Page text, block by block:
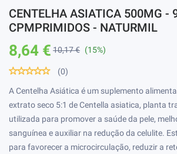
CENTELHA ASIATICA 500MG -
CPMPRIMIDOS - NATURMIL
8,64 € 10,17 € (15%)
(0)
A Centelha Asiática é um suplemento
extrato seco 5:1 de Centella asiatica, planta
utilizada para promover a saúde da pele,
sanguínea e auxiliar na redução da celulite.
para favorecer a microcirculação, reduzir a